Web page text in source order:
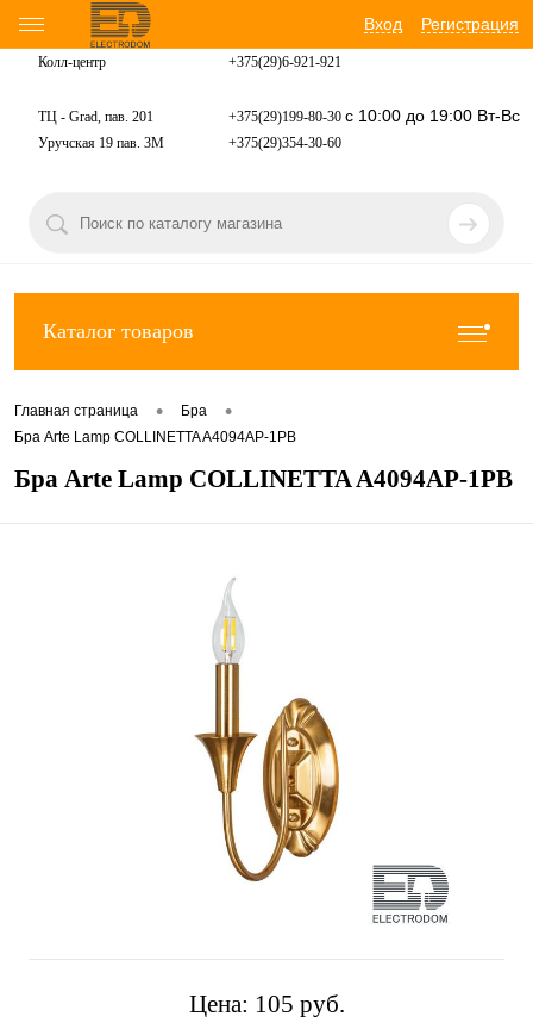
Вход Регистрация
Колл-центр +375(29)6-921-921
ТЦ - Grad, пав. 201 +375(29)199-80-30 с 10:00 до 19:00 Вт-Вс
Уручская 19 пав. 3М +375(29)354-30-60
Каталог товаров
Главная страница • Бра •
Бра Arte Lamp COLLINETTA A4094AP-1PB
Бра Arte Lamp COLLINETTA A4094AP-1PB
Цена: 105 pуб.